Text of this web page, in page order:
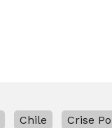
Chile Crise